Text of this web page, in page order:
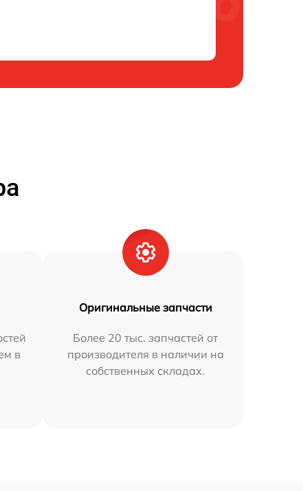
в
Оригинальные запчасти
Более 20 тыс. запчастей от
производителя в наличии на
собственных складах.